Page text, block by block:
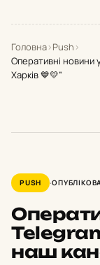
Головна›Push ›
Оперативні новини
Харків 💙💛”
PUSH
наш